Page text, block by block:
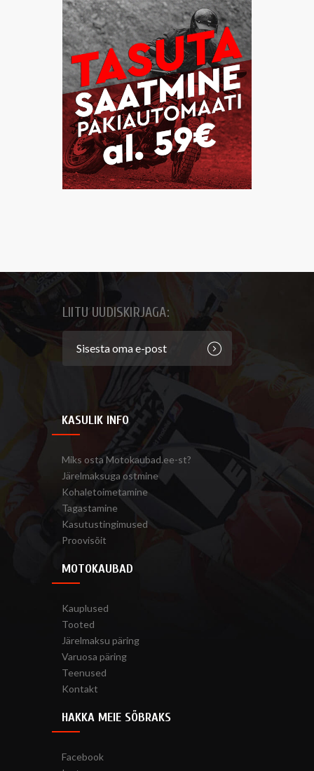
LIITU UUDISKIRJAGA:
KASULIK INFO
Miks osta Motokaubad.ee-st?
Järelmaksuga ostmine
Kohaletoimetamine
Tagastamine
Kasutustingimused
Proovisõit
MOTOKAUBAD
Kauplused
Tooted
Järelmaksu päring
Varuosa päring
Teenused
Kontakt
HAKKA MEIE SÕBRAKS
Facebook